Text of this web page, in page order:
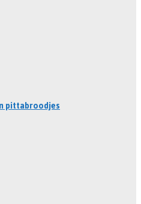
pittabroodjes